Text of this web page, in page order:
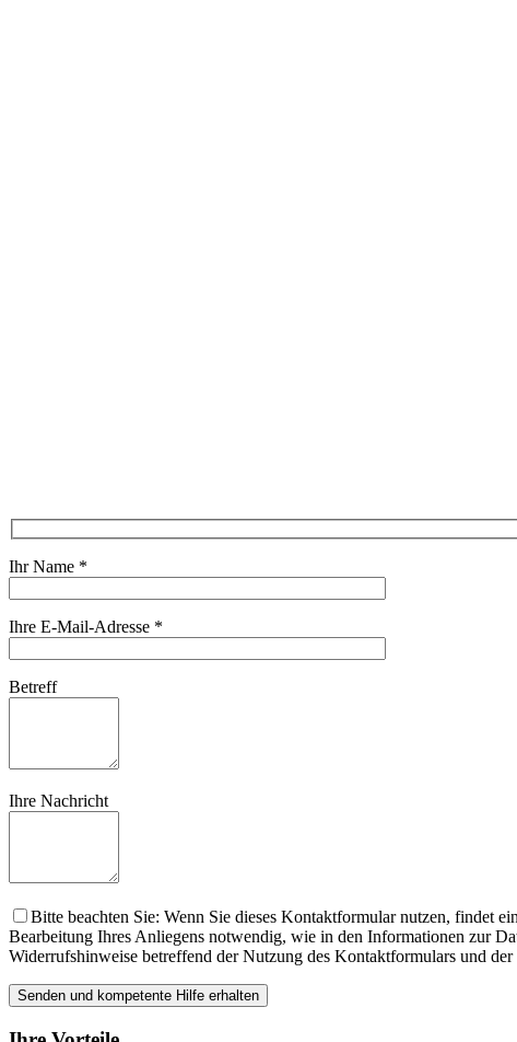
Ihr Name *
Ihre E-Mail-Adresse *
Betreff
Ihre Nachricht
Bitte beachten Sie: Wenn Sie dieses Kontaktformular nutzen, findet
Bearbeitung Ihres Anliegens notwendig, wie in den Informationen zur
Widerrufshinweise betreffend der Nutzung des Kontaktformulars und